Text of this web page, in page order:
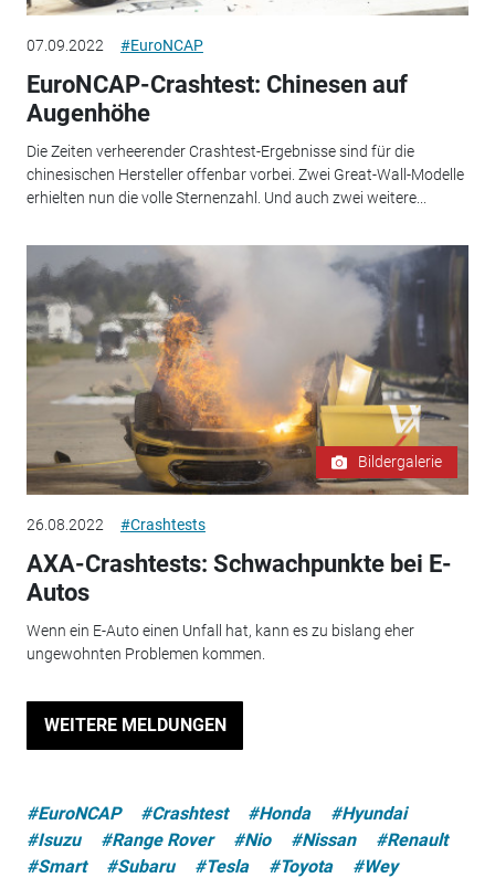
07.09.2022 #EuroNCAP
EuroNCAP-Crashtest: Chinesen auf
Augenhöhe
Die Zeiten verheerender Crashtest-Ergebnisse sind für die
chinesischen Hersteller offenbar vorbei. Zwei Great-Wall-Modelle
erhielten nun die volle Sternenzahl. Und auch zwei weitere...
Bildergalerie
26.08.2022 #Crashtests
AXA-Crashtests: Schwachpunkte bei E-
Autos
Wenn ein E-Auto einen Unfall hat, kann es zu bislang eher
ungewohnten Problemen kommen.
WEITERE MELDUNGEN
#EuroNCAP #Crashtest #Honda
#Hyundai
#Isuzu
#Range Rover #Nio #Nissan
#Renault
#Smart
#Subaru #Tesla #Toyota #Wey